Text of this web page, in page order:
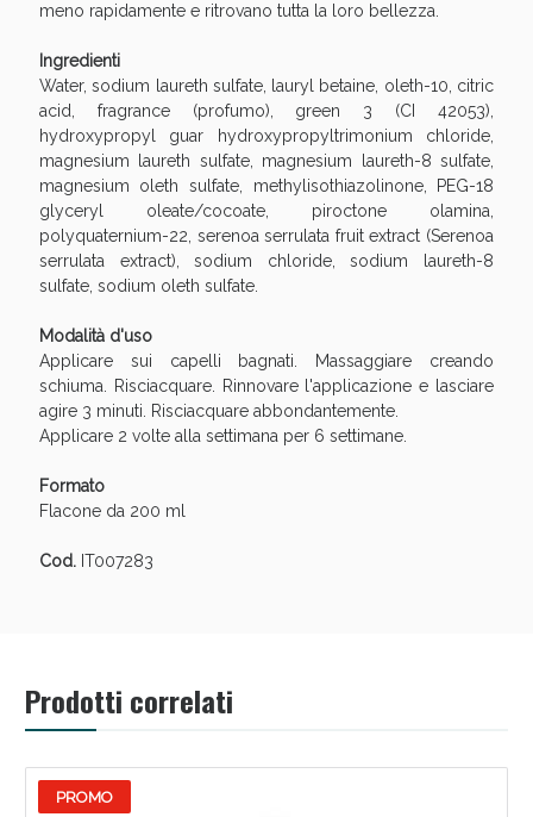
meno rapidamente e ritrovano tutta la loro bellezza.
Ingredienti
Water, sodium laureth sulfate, lauryl betaine, oleth-10, citric
acid, fragrance (profumo), green 3 (CI 42053),
hydroxypropyl guar hydroxypropyltrimonium chloride,
magnesium laureth sulfate, magnesium laureth-8 sulfate,
magnesium oleth sulfate, methylisothiazolinone, PEG-18
glyceryl oleate/cocoate, piroctone olamina,
polyquaternium-22, serenoa serrulata fruit extract (Serenoa
serrulata extract), sodium chloride, sodium laureth-8
sulfate, sodium oleth sulfate.
Modalità d'uso
Applicare sui capelli bagnati. Massaggiare creando
schiuma. Risciacquare. Rinnovare l'applicazione e lasciare
agire 3 minuti. Risciacquare abbondantemente.
Applicare 2 volte alla settimana per 6 settimane.
Formato
Flacone da 200 ml
Cod.IT007283
Prodotti correlati
PROMO
Sconto fino al 55% disponibile oggi!
Vie Urinarie e Prostata: Sconti fino al 45% oggi!